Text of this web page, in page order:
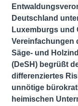
Deutschland
Luxemburgs und
Vereinfachungen
Säge- und
(DeSH) begrüßt
differenziertes
unnötige
heimischen